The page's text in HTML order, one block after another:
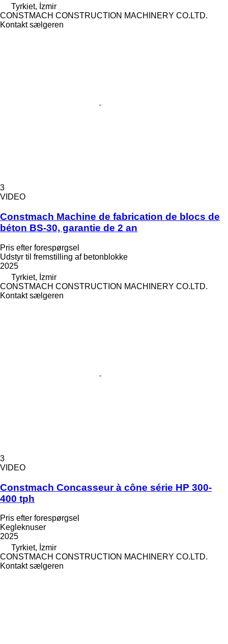
Tyrkiet, İzmir
CONSTMACH CONSTRUCTION MACHINERY CO.LTD.
Kontakt sælgeren
3
VIDEO
Constmach Machine de fabrication de blocs de
béton BS-30, garantie de 2 an
Pris efter forespørgsel
Udstyr til fremstilling af betonblokke
2025
Tyrkiet, İzmir
CONSTMACH CONSTRUCTION MACHINERY CO.LTD.
Kontakt sælgeren
3
VIDEO
Constmach Concasseur à cône série HP 300-
400 tph
Pris efter forespørgsel
Kegleknuser
2025
Tyrkiet, İzmir
CONSTMACH CONSTRUCTION MACHINERY CO.LTD.
Kontakt sælgeren